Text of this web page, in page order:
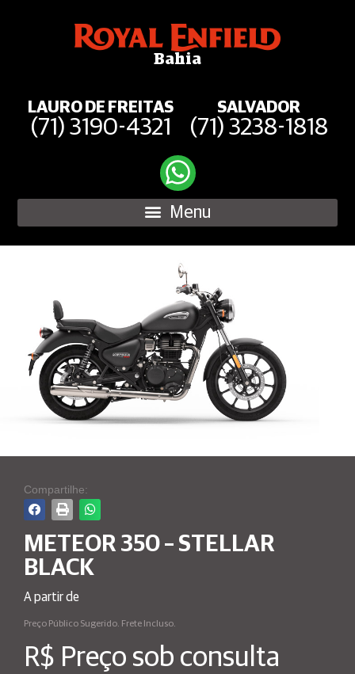
Bahia
LAURO DE FREITAS
(71) 3190-4321
SALVADOR
(71) 3238-1818
Compartilhe:
METEOR 350 – STELLAR
BLACK
A partir de
Preço Público Sugerido. Frete Incluso.
R$ Preço sob consulta